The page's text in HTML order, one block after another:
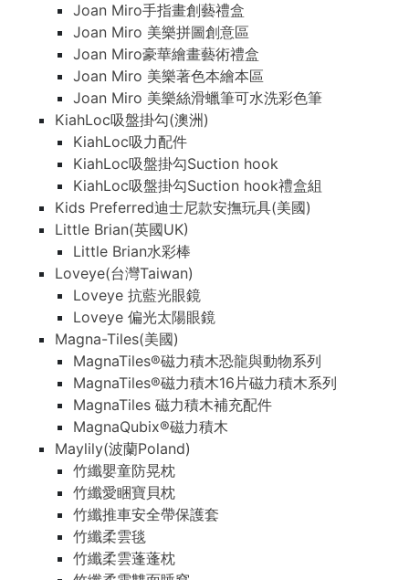
Joan Miro手指畫創藝禮盒
Joan Miro 美樂拼圖創意區
Joan Miro豪華繪畫藝術禮盒
Joan Miro 美樂著色本繪本區
Joan Miro 美樂絲滑蠟筆可水洗彩色筆
KiahLoc吸盤掛勾(澳洲)
KiahLoc吸力配件
KiahLoc吸盤掛勾Suction hook
KiahLoc吸盤掛勾Suction hook禮盒組
Kids Preferred迪士尼款安撫玩具(美國)
Little Brian(英國UK)
Little Brian水彩棒
Loveye(台灣Taiwan)
Loveye 抗藍光眼鏡
Loveye 偏光太陽眼鏡
Magna-Tiles(美國)
MagnaTiles®磁力積木恐龍與動物系列
MagnaTiles®磁力積木16片磁力積木系列
MagnaTiles 磁力積木補充配件
MagnaQubix®磁力積木
Maylily(波蘭Poland)
竹纖嬰童防晃枕
竹纖愛睏寶貝枕
竹纖推車安全帶保護套
竹纖柔雲毯
竹纖柔雲蓬蓬枕